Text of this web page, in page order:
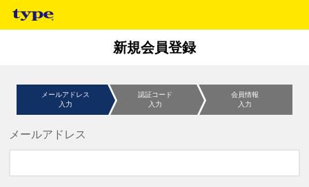
新規会員登録
メールアドレス
入力
認証コード
入力
会員情報
入力
メールアドレス